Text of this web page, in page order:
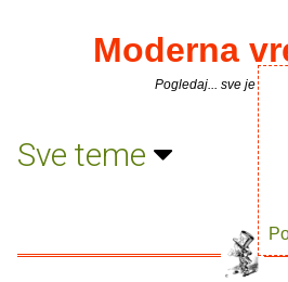
Moderna
Pogledaj... sve je puno
Sve teme